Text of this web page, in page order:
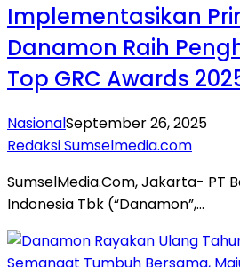
Implementasikan
Danamon Raih
Top GRC Awards
NasionalSeptember 26, 2025
Redaksi Sumselmedia.com
SumselMedia.Com, Jakarta- PT
Indonesia Tbk (“Danamon”,…